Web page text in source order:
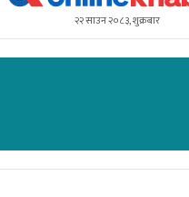
२२ साउन २०८३, शुक्रबार